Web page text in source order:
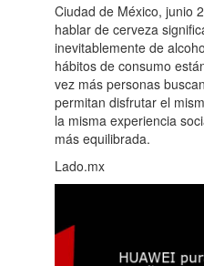
Ciudad de México, junio
hablar de cerveza
inevitablemente de
hábitos de consumo
vez más personas
permitan disfrutar el
la misma experiencia
más equilibrada.
Lado.mx